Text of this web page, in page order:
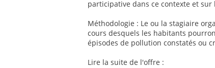
participative dans ce contexte et
Méthodologie : Le ou la stagiaire
cours desquels les habitants
épisodes de pollution constatés ou
Lire la suite de l'offre :